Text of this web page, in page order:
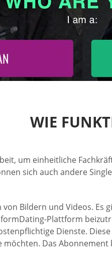
WIE
um einheitliche
sich auch andere
Bildern und Videos.
Plattform
Dienste.
möchten. Das